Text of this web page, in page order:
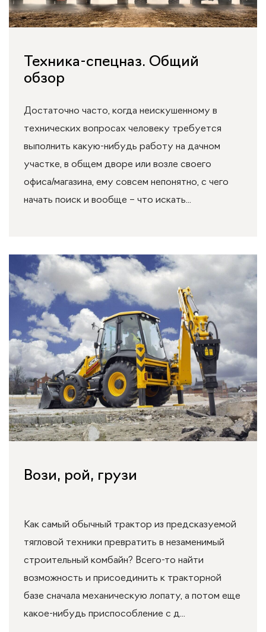
Техника-спецназ. Общий
обзор
Достаточно часто, когда неискушенному в
технических вопросах человеку требуется
выполнить какую-нибудь работу на дачном
участке, в общем дворе или возле своего
офиса/магазина, ему совсем непонятно, с чего
начать поиск и вообще – что искать...
Вози, рой, грузи
Как самый обычный трактор из предсказуемой
тягловой техники превратить в незаменимый
строительный комбайн? Всего-то найти
возможность и присоединить к тракторной
базе сначала механическую лопату, а потом еще
какое-нибудь приспособление с д...